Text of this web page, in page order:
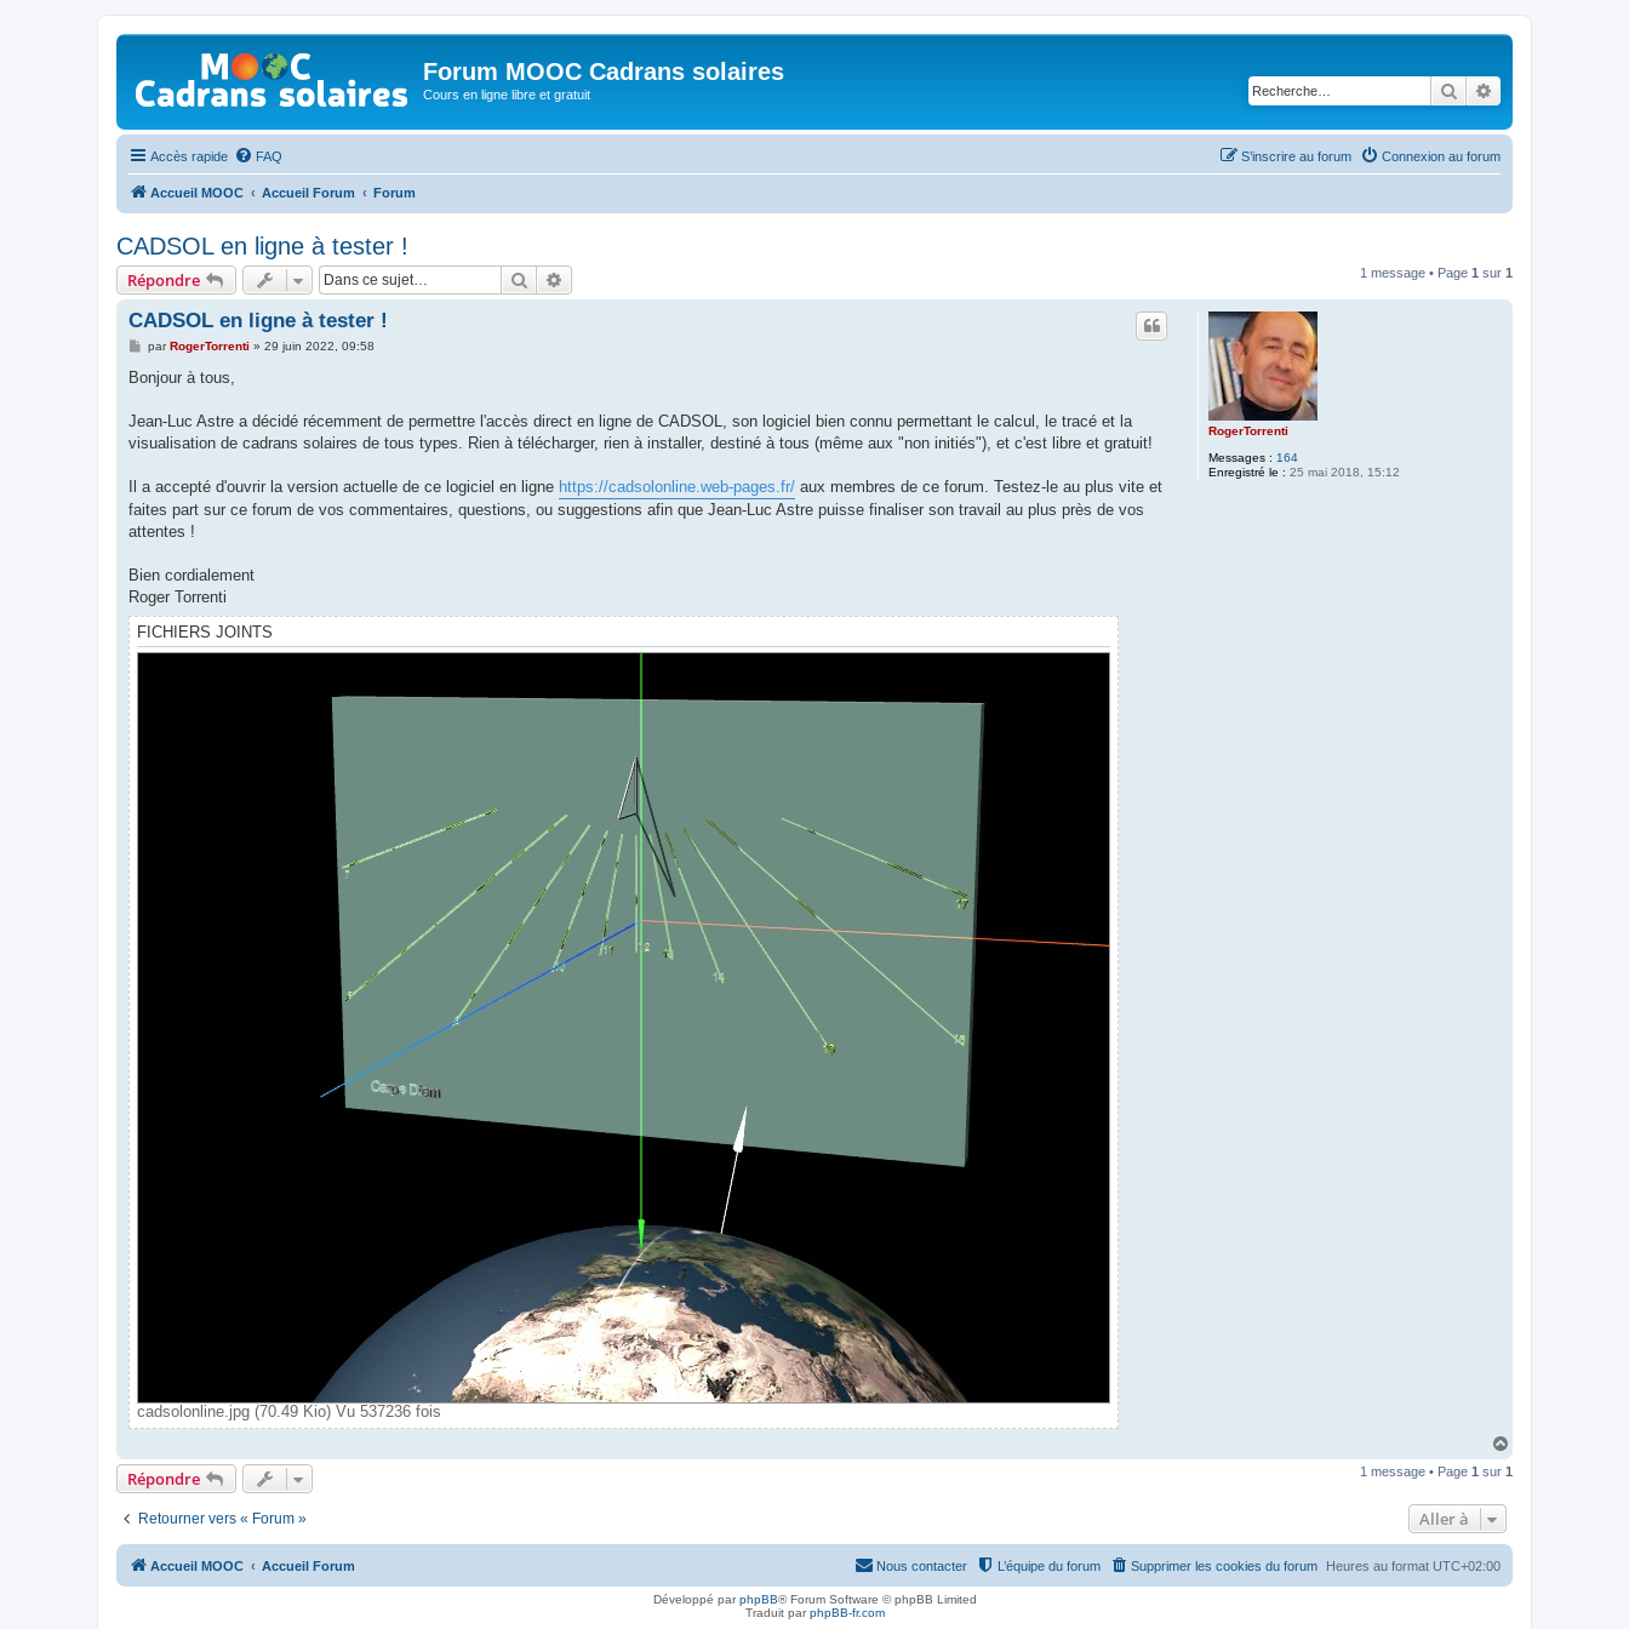
Forum MOOC Cadrans solaires
Cours en ligne libre et gratuit Rechercher
Accès rapide FAQ Connexion au forum
S’inscrire au forum
Accueil MOOC Accueil Forum Forum
CADSOL en ligne à tester !
Répondre Rechercher 1 message • Page 1 sur 1
RogerTorrenti
Messages : 164
Enregistré le : 25 mai 2018, 15:12
CADSOL en ligne à tester !
M
s
g
parRogerTorrenti » 29 juin 2022, 09:58
Bonjour à tous,
Jean-Luc Astre a décidé récemment de permettre l'accès direct en ligne de CADSOL, son logiciel bien connu permettant le calcul, le tracé et la
visualisation de cadrans solaires de tous types. Rien à télécharger, rien à installer, destiné à tous (même aux "non initiés"), et c'est libre et gratuit!
Il a accepté d'ouvrir la version actuelle de ce logiciel en ligne https://cadsolonline.web-pages.fr/ aux membres de ce forum. Testez-le au plus vite et
faites part sur ce forum de vos commentaires, questions, ou suggestions afin que Jean-Luc Astre puisse finaliser son travail au plus près de vos
attentes !
Bien cordialement
Roger Torrenti
FICHIERS JOINTS
cadsolonline.jpg (70.49 Kio) Vu 537236 fois
u
Répondre 1 message • Page 1 sur 1
Retourner vers « Forum » Aller à
Accueil MOOC Accueil Forum Heures au format UTC+02:00
Supprimer les cookies du forum
L’équipe du forum
Nous contacter
Développé parphpBB® Forum Software © phpBB Limited
Traduit parphpBB-fr.com